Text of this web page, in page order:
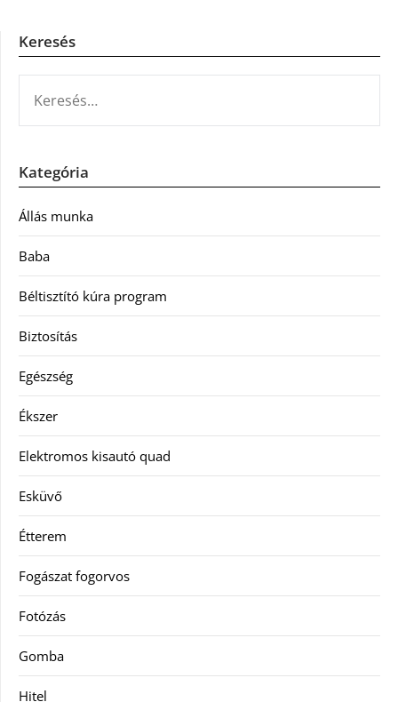
Keresés
Kategória
Állás munka
Baba
Béltisztító kúra program
Biztosítás
Egészség
Ékszer
Elektromos kisautó quad
Esküvő
Étterem
Fogászat fogorvos
Fotózás
Gomba
Hitel